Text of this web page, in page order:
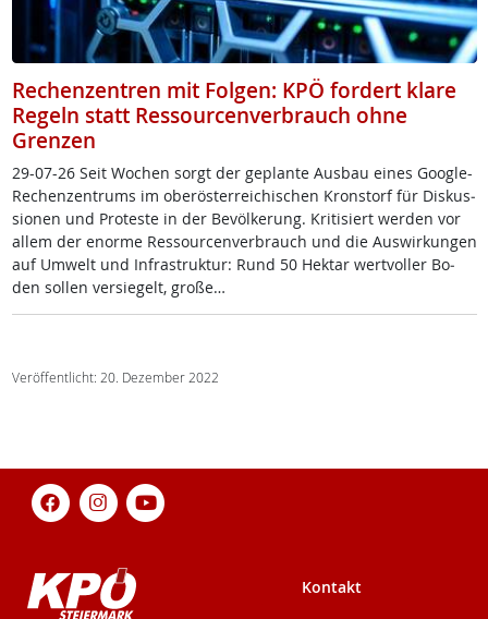
Rechenzentren mit Folgen: KPÖ fordert klare
Regeln statt Ressourcenverbrauch ohne
Grenzen
29-07-26 Seit Wo­chen sorgt der ge­plan­te Aus­bau ei­nes Goog­le-
Re­chen­zen­trums im ober­ös­t­er­rei­chi­schen Kron­s­torf für Dis­kus­
sio­nen und Pro­tes­te in der Be­völ­ke­rung. Kri­ti­siert wer­den vor
al­lem der enor­me Res­sour­cen­ver­brauch und die Aus­wir­kun­gen
auf Um­welt und In­fra­struk­tur: Rund 50 Hektar wert­vol­ler Bo­
den sol­len ver­sie­gelt, gro­ße…
Veröffentlicht: 20. Dezember 2022
Kontakt